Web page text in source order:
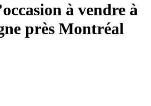
à vendre à
près Montréal